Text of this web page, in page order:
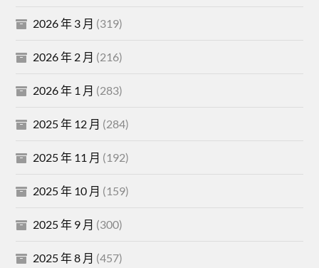
2026 年 3 月 (319)
2026 年 2 月 (216)
2026 年 1 月 (283)
2025 年 12 月 (284)
2025 年 11 月 (192)
2025 年 10 月 (159)
2025 年 9 月 (300)
2025 年 8 月 (457)